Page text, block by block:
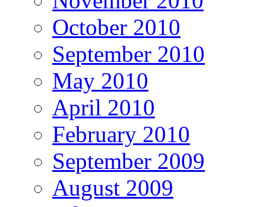
October 2010
September 2010
May 2010
April 2010
February 2010
September 2009
August 2009